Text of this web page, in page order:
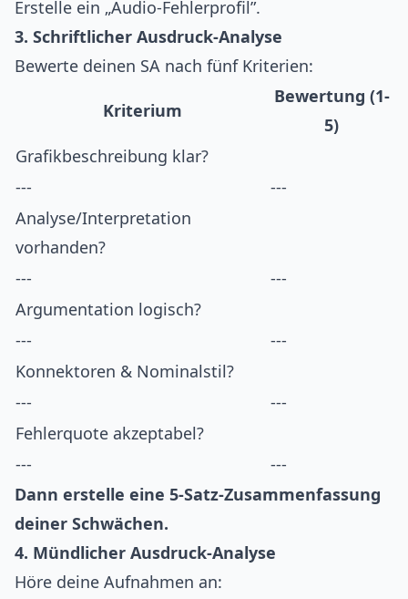
Erstelle ein „Audio-Fehlerprofil”.
3. Schriftlicher Ausdruck-Analyse
Bewerte deinen SA nach fünf Kriterien:
Kriterium
Bewertung (1-
5)
Grafikbeschreibung klar?
---
---
Analyse/Interpretation
vorhanden?
---
---
Argumentation logisch?
---
---
Konnektoren & Nominalstil?
---
---
Fehlerquote akzeptabel?
---
---
Dann erstelle eine 5-Satz-Zusammenfassung
deiner Schwächen.
4. Mündlicher Ausdruck-Analyse
Höre deine Aufnahmen an: